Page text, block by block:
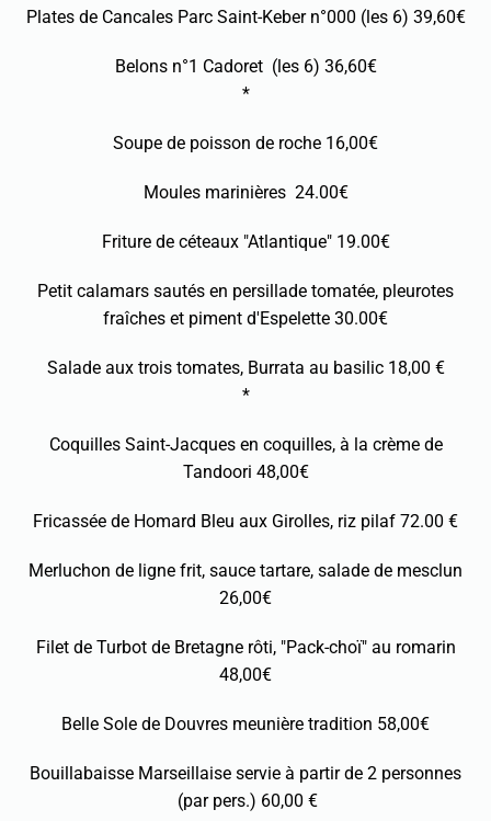
Plates de Cancales Parc Saint-Keber n°000 (les 6) 39,60€
Belons n°1 Cadoret (les 6) 36,60€
*
Soupe de poisson de roche 16,00€
Moules marinières 24.00€
Friture de céteaux "Atlantique" 19.00€
Petit calamars sautés en persillade tomatée, pleurotes
fraîches et piment d'Espelette 30.00€
Salade aux trois tomates, Burrata au basilic 18,00 €
*
Coquilles Saint-Jacques en coquilles, à la crème de
Tandoori 48,00€
Fricassée de Homard Bleu aux Girolles, riz pilaf 72.00 €
Merluchon de ligne frit, sauce tartare, salade de mesclun
26,00€
Filet de Turbot de Bretagne rôti, "Pack-choï" au romarin
48,00€
Belle Sole de Douvres meunière tradition 58,00€
Bouillabaisse Marseillaise servie à partir de 2 personnes
(par pers.) 60,00 €